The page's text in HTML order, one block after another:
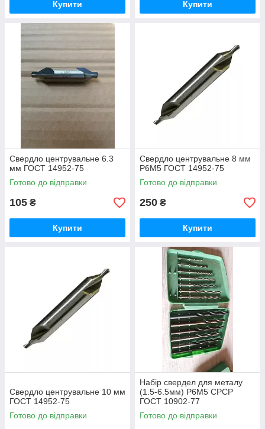
Купити Купити
Свердло центрувальне 6.3
мм ГОСТ 14952-75
Готово до відправки
105 ₴
Купити
Свердло центрувальне 8 мм
Р6М5 ГОСТ 14952-75
Готово до відправки
250 ₴
Купити
Свердло центрувальне 10 мм
ГОСТ 14952-75
Готово до відправки
Набір свердел для металу
(1.5-6.5мм) Р6М5 СРСР
ГОСТ 10902-77
Готово до відправки